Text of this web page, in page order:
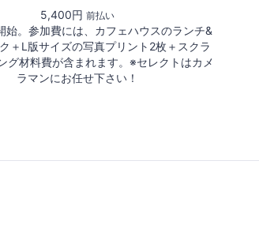
5,400円 前払い
始。参加費には、カフェハウスのランチ&
＋L版サイズの写真プリント2枚＋スクラ
グ材料費が含まれます。※セレクトはカメ
ラマンにお任せ下さい！